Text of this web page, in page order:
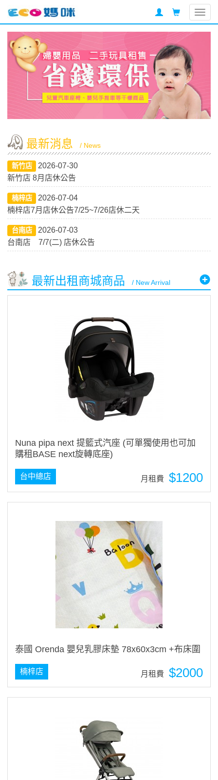
最新消息 / News
新竹店
2026-07-30
新竹店 8月店休公告
楠梓店
2026-07-04
楠梓店7月店休公告7/25~7/26店休二天
台南店
2026-07-03
台南店 7/7(二) 店休公告
最新出租商城商品 / New Arrival
Nuna pipa next 提籃式汽座 (可單獨使用也可加
購租BASE next旋轉底座)
$1200
月租費
台中總店
泰國 Orenda 嬰兒乳膠床墊 78x60x3cm +布床圍
$2000
月租費
楠梓店